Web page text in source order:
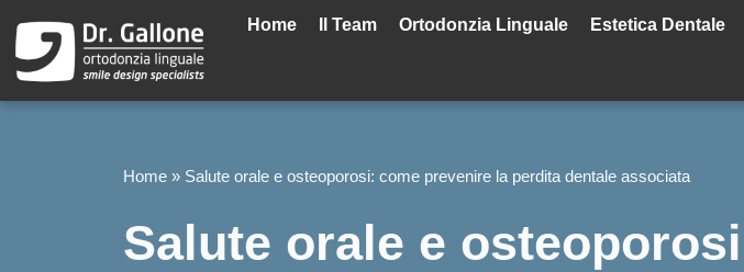
contenuto
Home Il Team Ortodonzia Linguale Estetica Dentale
Home » Salute orale e osteoporosi: come prevenire la perdita dentale associata
Salute orale e